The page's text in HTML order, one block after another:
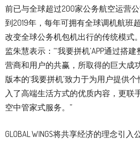
前已与全球超过200家公务航空运营
到2019年，每年可拥有全球调机航班
改变全球公务机包机出行的传统模式。
监朱慧表示：“‘我要拼机’APP通过搭
营商和用户的共赢，所取得的巨大成
版本的‘我要拼机’致力于为用户提供
入了高端生活方式的优质内容，更联
空中管家式服务。”
GLOBAL WINGS将共享经济的理念引